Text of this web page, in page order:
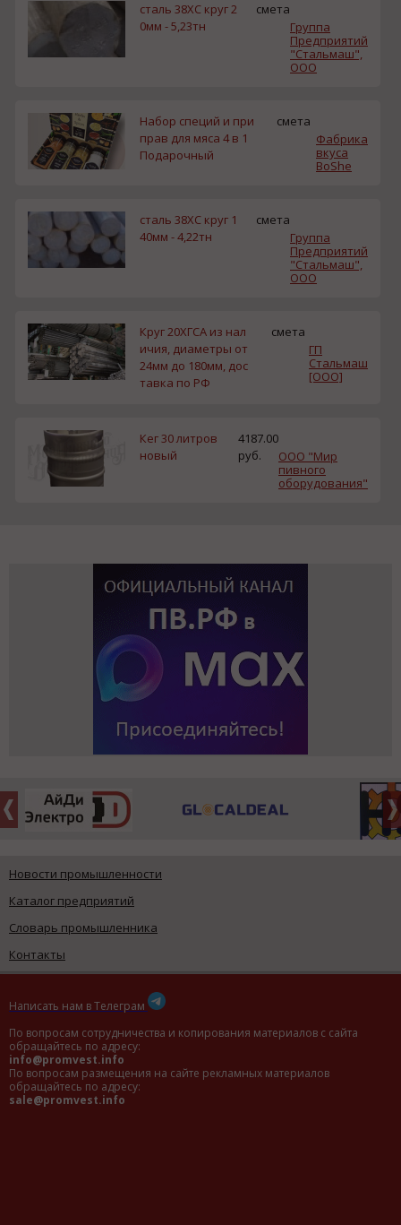
сталь 38ХС круг 2
0мм - 5,23тн
смета
Группа
Предприятий
"Стальмаш",
ООО
Набор специй и при
прав для мяса 4 в 1
Подарочный
смета
Фабрика
вкуса
BoShe
сталь 38ХС круг 1
40мм - 4,22тн
смета
Группа
Предприятий
"Стальмаш",
ООО
Круг 20ХГСА из нал
ичия, диаметры от
24мм до 180мм, дос
тавка по РФ
смета
ГП
Стальмаш
[ООО]
Кег 30 литров
новый
4187.00
руб.
ООО "Мир
пивного
оборудования"
Новости промышленности
Каталог предприятий
Словарь промышленника
Контакты
Написать нам в Телеграм
По вопросам сотрудничества и копирования материалов с сайта
обращайтесь по адресу:
info@promvest.info
По вопросам размещения на сайте рекламных материалов
обращайтесь по адресу:
sale@promvest.info